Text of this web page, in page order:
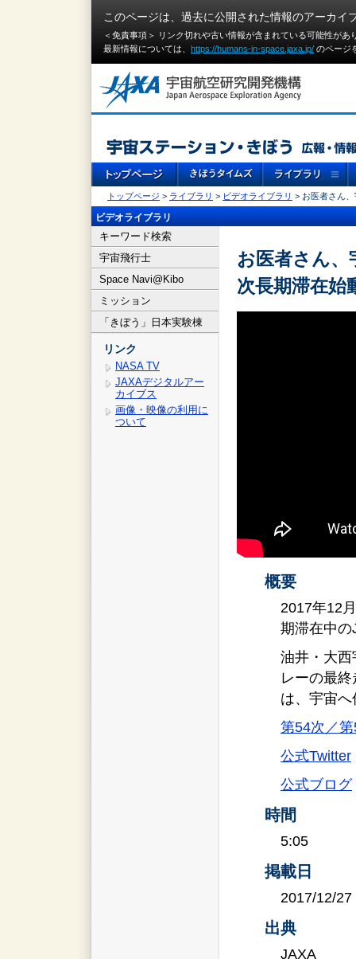
このページは、過去に公開された情報のアーカイ
＜免責事項＞ リンク切れや古い情報が含まれている可能性が
最新情報については、 https://humans-in-space.jaxa.jp/ のページ
トップページ > ライブラリ > ビデオライブラリ > お医者さん
ビデオライブラリ
キーワード検索
宇宙飛行士
Space Navi@Kibo
ミッション
「きぼう」日本実験棟
リンク
NASA TV
JAXAデジタルアー
カイブス
画像・映像の利用に
ついて
お医者さん、
次長期滞在始
概要
2017年12
期滞在中
油井・大
レーの最
は、宇宙
第54次／
公式Twitter
公式ブログ
時間
5:05
掲載日
2017/12/27
出典
JAXA